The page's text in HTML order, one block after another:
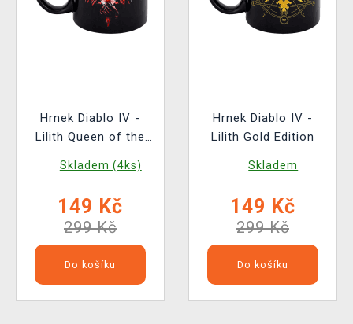
Hrnek Diablo IV -
Lilith Queen of the
Skladem (4ks)
149 Kč
299 Kč
Do košíku
Hrnek Diablo IV -
Lilith Gold Edition
Skladem
149 Kč
299 Kč
Do košíku